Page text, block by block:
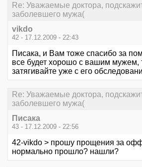
Re: Уважаемые доктора,
заболевшего мужа(
vikdo
42 - 17.12.2009 - 22:43
Писака, и Вам тоже спасибо за
все будет хорошо с вашим мужем,
затягивайте уже с его
Re: Уважаемые доктора,
заболевшего мужа(
Писака
43 - 17.12.2009 - 22:56
42-vikdo > прошу прощения за
нормально прошло? нашли?